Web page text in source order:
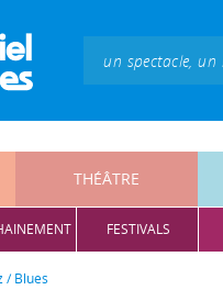
THÉÂTRE
FESTIVALS
/ Blues